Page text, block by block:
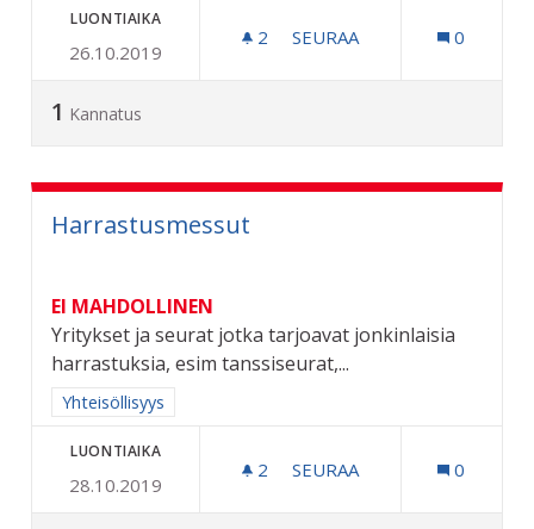
LUONTIAIKA
26.10.2019
2 2 SEURAAJAA
SEURAA 0
1 Kannatus
Harrastusmessut
EI MAHDOLLINEN
Yritykset ja seurat jotka tarjoavat jonkinlaisia
harrastuksia, esim tanssiseurat,...
Rajaa tulokset aihepiirin mukaan: Yhteisöllisyys
Yhteisöllisyys
LUONTIAIKA
28.10.2019
2 2 SEURAAJAA
SEURAA 0